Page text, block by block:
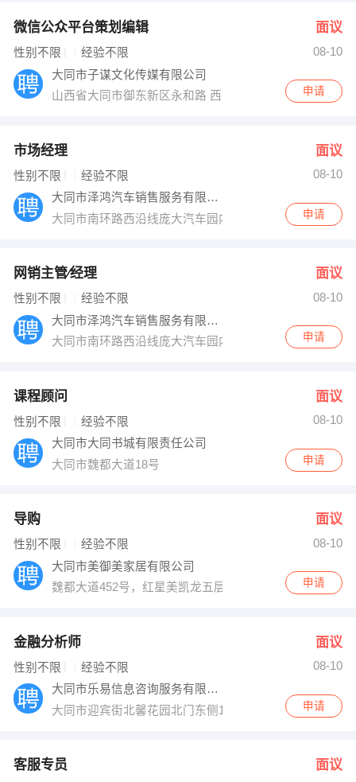
微信公众平台策划编辑 面议
性别不限 经验不限
08-10
大同市子谋文化传媒有限公司
山西省大同市御东新区永和路 西京府底商B-217申请
市场经理 面议
性别不限 经验不限
08-10
大同市泽鸿汽车销售服务有限公司
大同市南环路西沿线庞大汽车园内北汽幻速4S店申请
网销主管∕经理 面议
性别不限 经验不限
08-10
大同市泽鸿汽车销售服务有限公司
大同市南环路西沿线庞大汽车园内北汽幻速4S店申请
课程顾问 面议
性别不限 经验不限
08-10
大同市大同书城有限责任公司
大同市魏都大道18号
申请
导购 面议
性别不限 经验不限
08-10
大同市美御美家居有限公司
魏都大道452号，红星美凯龙五层宏利卡丹卖场
申请
金融分析师 面议
性别不限 经验不限
08-10
大同市乐易信息咨询服务有限责任公司
大同市迎宾街北馨花园北门东侧14、15、16号商铺
申请
客服专员 面议